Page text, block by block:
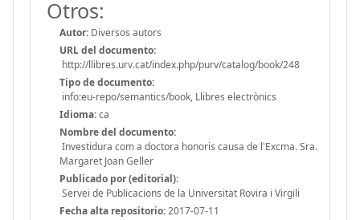
Otros:
Autor: Diversos autors
URL del documento:
http://llibres.urv.cat/index.php/purv/catalog/book/248
Tipo de documento:
info:eu-repo/semantics/book, Llibres electrònics
Idioma:ca
Nombre del documento:
Investidura com a doctora honoris causa de l'Excma. Sra.
Margaret Joan Geller
Publicado por (editorial):
Servei de Publicacions de la Universitat Rovira i Virgili
Fecha alta repositorio:2017-07-11